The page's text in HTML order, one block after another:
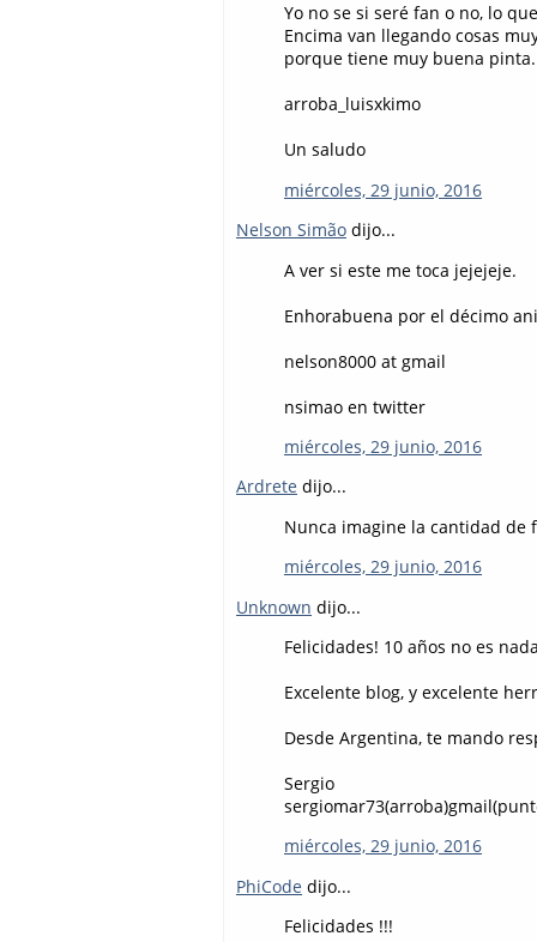
Yo no se si seré fan o no, lo
Encima van llegando cosas
porque tiene muy buena pinta.
arroba_luisxkimo
Un saludo
miércoles, 29 junio, 2016
Nelson Simão dijo...
A ver si este me toca jejejeje.
Enhorabuena por el décimo
nelson8000 at gmail
nsimao en twitter
miércoles, 29 junio, 2016
Ardrete dijo...
Nunca imagine la cantidad
miércoles, 29 junio, 2016
Unknown dijo...
Felicidades! 10 años no es
Excelente blog, y excelente
Desde Argentina, te mando
Sergio
miércoles, 29 junio, 2016
PhiCode dijo...
Felicidades !!!